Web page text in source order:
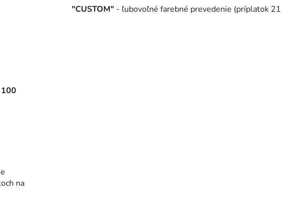
na
"CUSTOM" - ľubovoľné farebné prevedenie (príplatok